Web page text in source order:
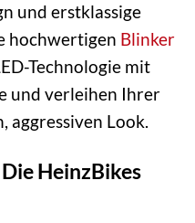
und erstklassige
hochwertigen Blinker
Technologie mit
und verleihen Ihrer
aggressiven Look.
HeinzBikes